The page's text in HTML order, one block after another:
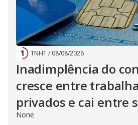
TNH1 / 08/08/2026
Inadimplência do
cresce entre
privados e cai entre
None